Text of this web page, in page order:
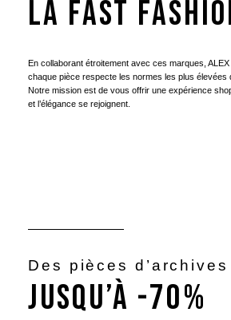
LA Fast
En collaborant étroitement avec ces marques,
chaque pièce respecte les normes les plus élevées
Notre mission est de vous offrir une expérience
et l’élégance se rejoignent.
Des pièces d’archives
JUSQU’à -70%